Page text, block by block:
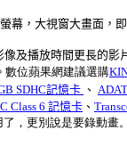
幕，大視窗大畫面，
及播放時間更長的
數位蘋果網建議選購
SDHC記憶卡 、
Class 6 記憶卡 、
，更別說是要錄動畫